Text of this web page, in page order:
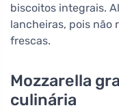
biscoitos integrais.
lancheiras, pois não
frescas.
Mozzarella
culinária